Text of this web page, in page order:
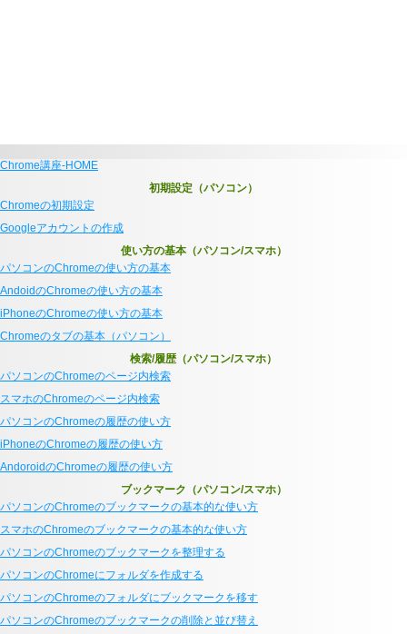
Chrome講座-HOME
初期設定（パソコン）
Chromeの初期設定
Googleアカウントの作成
使い方の基本（パソコン/スマホ）
パソコンのChromeの使い方の基本
AndoidのChromeの使い方の基本
iPhoneのChromeの使い方の基本
Chromeのタブの基本（パソコン）
検索/履歴（パソコン/スマホ）
パソコンのChromeのページ内検索
スマホのChromeのページ内検索
パソコンのChromeの履歴の使い方
iPhoneのChromeの履歴の使い方
AndoroidのChromeの履歴の使い方
ブックマーク（パソコン/スマホ）
パソコンのChromeのブックマークの基本的な使い方
スマホのChromeのブックマークの基本的な使い方
パソコンのChromeのブックマークを整理する
パソコンのChromeにフォルダを作成する
パソコンのChromeのフォルダにブックマークを移す
パソコンのChromeのブックマークの削除と並び替え